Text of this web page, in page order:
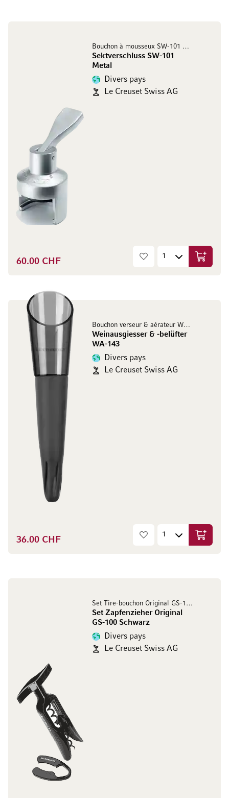
Bouchon à mousseux SW-101 Metal
Sektverschluss SW-101
Metal
Divers pays
Le Creuset Swiss AG
60.00 CHF Ajouter
Bouchon verseur & aérateur WA-143
Weinausgiesser & -belüfter
WA-143
Divers pays
Le Creuset Swiss AG
36.00 CHF Ajouter
Set Tire-bouchon Original GS-100 Noir
Set Zapfenzieher Original
GS-100 Schwarz
Divers pays
Le Creuset Swiss AG